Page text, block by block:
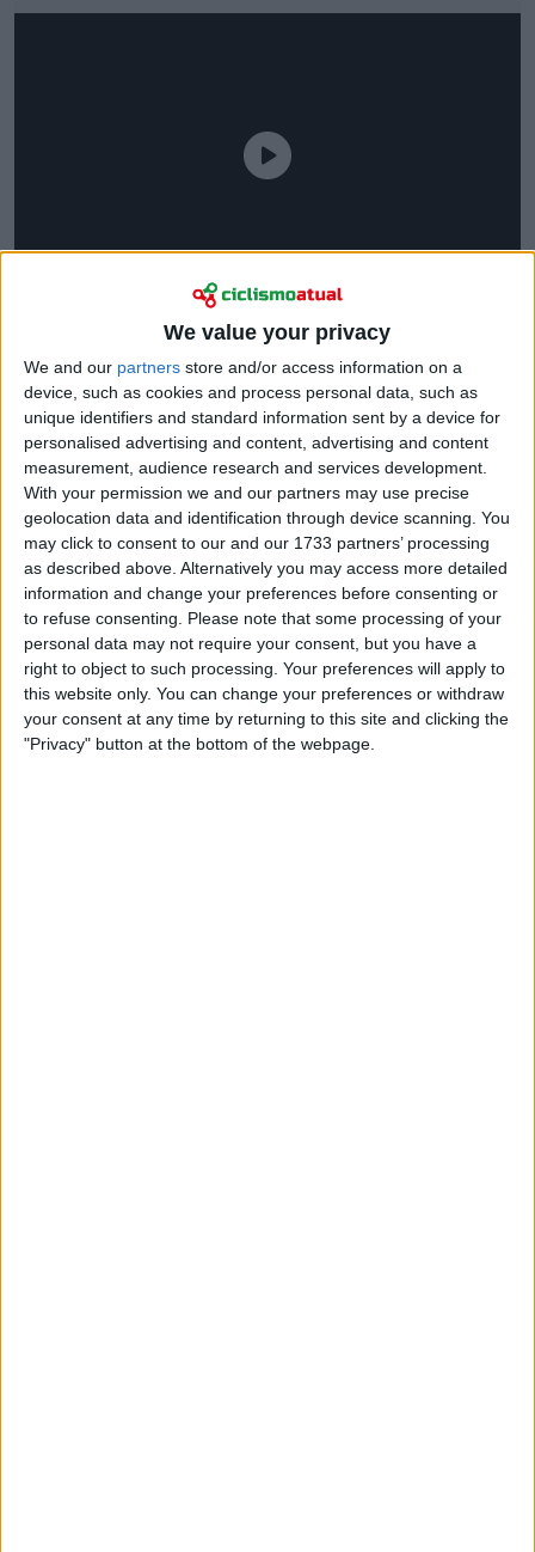
We value your privacy
We and our partners store and/or access information on a
device, such as cookies and process personal data, such as
unique identifiers and standard information sent by a device for
personalised advertising and content, advertising and content
measurement, audience research and services development.
With your permission we and our partners may use precise
geolocation data and identification through device scanning. You
may click to consent to our and our 1733 partners’ processing
as described above. Alternatively you may access more detailed
information and change your preferences before consenting or
to refuse consenting.
Please note that some processing of your
personal data may not require your consent, but you have a
right to object to such processing. Your preferences will apply to
this website only. You can change your preferences or withdraw
your consent at any time by returning to this site and clicking the
"Privacy" button at the bottom of the webpage.
Os escapados nunca chegaram, porém, a consolidar
uma vantagem esmagadora. A diferença estabilizou
nos seis minutos, encolhendo gradualmente à
aproximação da serra. Em Roccaraso, Jonathan Milan
concluiu o seu trabalho ao somar os pontos máximos